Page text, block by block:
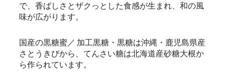
で、香ばしさとザクっとした食感が生まれ、和の風
味が広がります。
国産の黒糖蜜／ 加工黒糖・黒糖は沖縄・鹿児島県産
さとうきびから、てんさい糖は北海道産砂糖大根か
ら作られています。